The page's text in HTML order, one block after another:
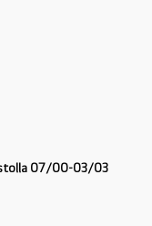
07/00-03/03